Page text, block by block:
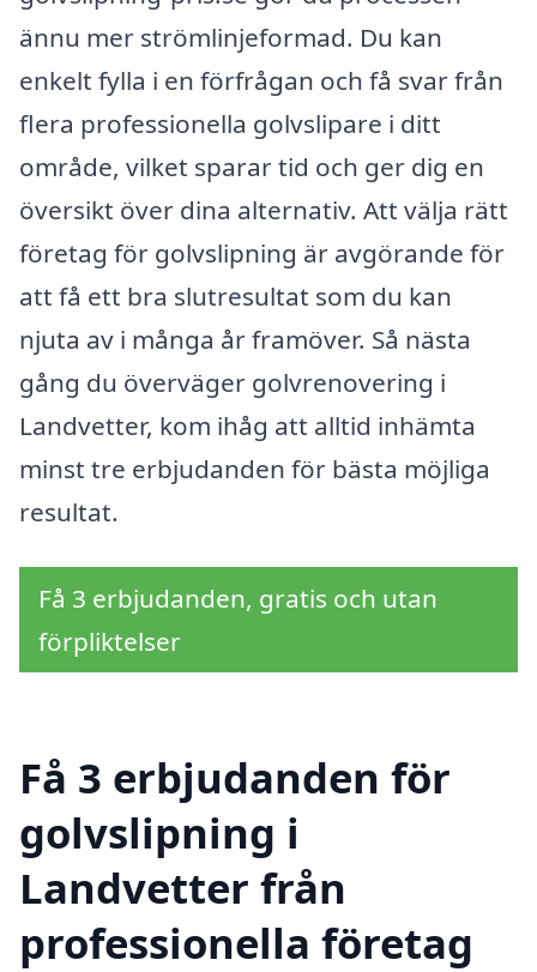
ännu mer strömlinjeformad. Du kan
enkelt fylla i en förfrågan och få svar från
flera professionella golvslipare i ditt
område, vilket sparar tid och ger dig en
översikt över dina alternativ. Att välja rätt
företag för golvslipning är avgörande för
att få ett bra slutresultat som du kan
njuta av i många år framöver. Så nästa
gång du överväger golvrenovering i
Landvetter, kom ihåg att alltid inhämta
minst tre erbjudanden för bästa möjliga
resultat.
Få 3 erbjudanden, gratis och utan
förpliktelser
Få 3 erbjudanden för
golvslipning i
Landvetter från
professionella företag